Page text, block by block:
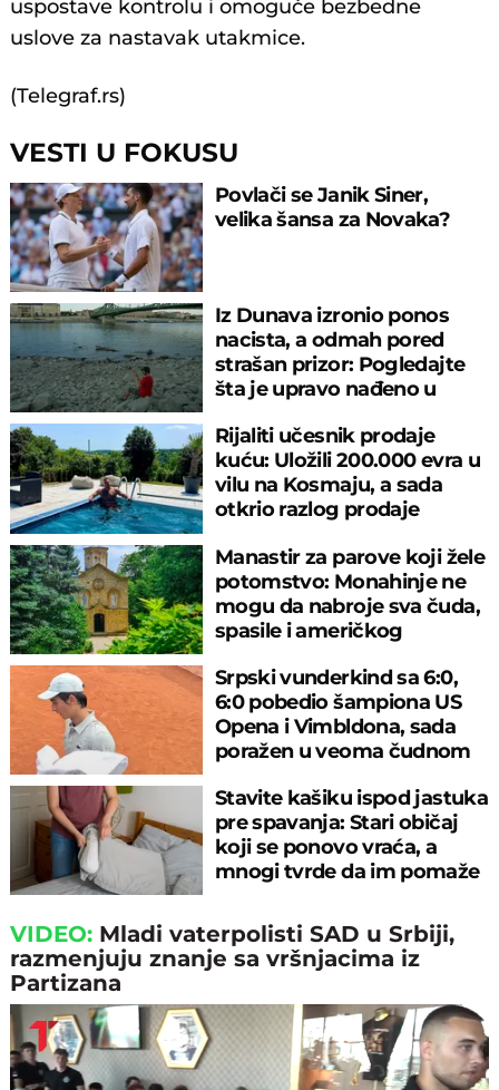
uspostave kontrolu i omoguće bezbedne
uslove za nastavak utakmice.
(Telegraf.rs)
VESTI U FOKUSU
Povlači se Janik Siner,
velika šansa za Novaka?
Iz Dunava izronio ponos
nacista, a odmah pored
strašan prizor: Pogledajte
šta je upravo nađeno u
Rijaliti učesnik prodaje
kuću: Uložili 200.000 evra u
vilu na Kosmaju, a sada
otkrio razlog prodaje
Manastir za parove koji žele
potomstvo: Monahinje ne
mogu da nabroje sva čuda,
spasile i američkog
Srpski vunderkind sa 6:0,
6:0 pobedio šampiona US
Opena i Vimbldona, sada
poražen u veoma čudnom
Stavite kašiku ispod jastuka
pre spavanja: Stari običaj
koji se ponovo vraća, a
mnogi tvrde da im pomaže
VIDEO: Mladi vaterpolisti SAD u Srbiji,
razmenjuju znanje sa vršnjacima iz
Partizana